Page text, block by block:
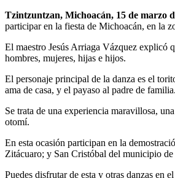
Tzintzuntzan, Michoacán, 15 de marzo
participar en la fiesta de Michoacán, en la
El maestro Jesús Arriaga Vázquez explicó
hombres, mujeres, hijas e hijos.
El personaje principal de la danza es el
ama de casa, y el payaso al padre de familia.
Se trata de una experiencia maravillosa,
otomí.
En esta ocasión participan en la
Zitácuaro; y San Cristóbal del municipio de
Puedes disfrutar de esta y otras danzas en